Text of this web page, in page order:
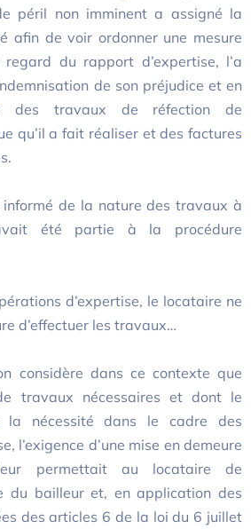
péril non imminent a assigné la
afin de voir ordonner une mesure
regard du rapport d’expertise, l’a
de son préjudice et en
des travaux de réfection de
qu’il a fait réaliser et des factures
de la nature des travaux à
été partie à la procédure
d’expertise, le locataire ne
d’effectuer les travaux…
considère dans ce contexte que
travaux nécessaires et dont le
la nécessité dans le cadre des
l’exigence d’une mise en demeure
permettait au locataire de
du bailleur et, en application des
des articles 6 de la loi du 6 juillet